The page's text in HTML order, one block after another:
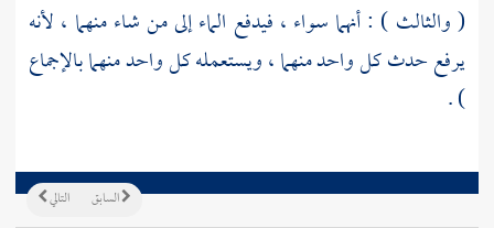
( والثالث ) : أنهما سواء ، فيدفع الماء إلى من شاء منهما ، لأنه
يرفع حدث كل واحد منهما ، ويستعمله كل واحد منهما بالإجماع
) .
التالي السابق